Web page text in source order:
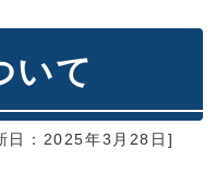
いて
日：2025年3月28日]